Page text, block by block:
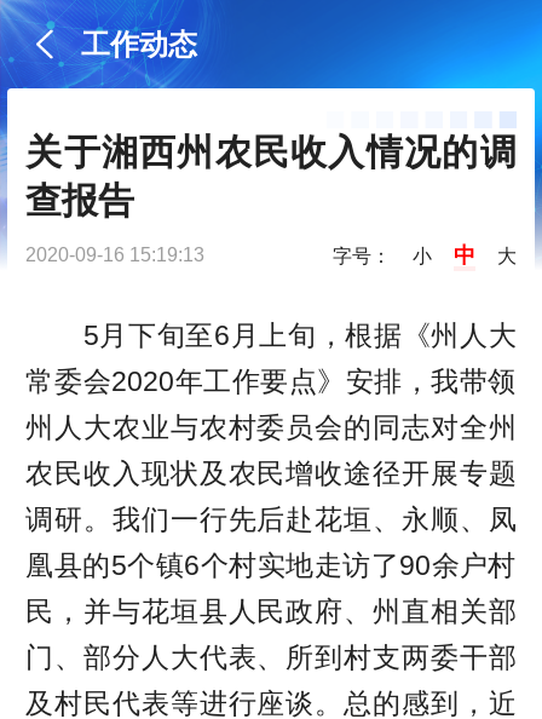
工作动态
关于湘西州农民收入情况的调
查报告
2020-09-16 15:19:13 字号： 小 中 大
5月下旬至6月上旬，根据《州人大
常委会2020年工作要点》安排，我带领
州人大农业与农村委员会的同志对全州
农民收入现状及农民增收途径开展专题
调研。我们一行先后赴花垣、永顺、凤
凰县的5个镇6个村实地走访了90余户村
民，并与花垣县人民政府、州直相关部
门、部分人大代表、所到村支两委干部
及村民代表等进行座谈。总的感到，近